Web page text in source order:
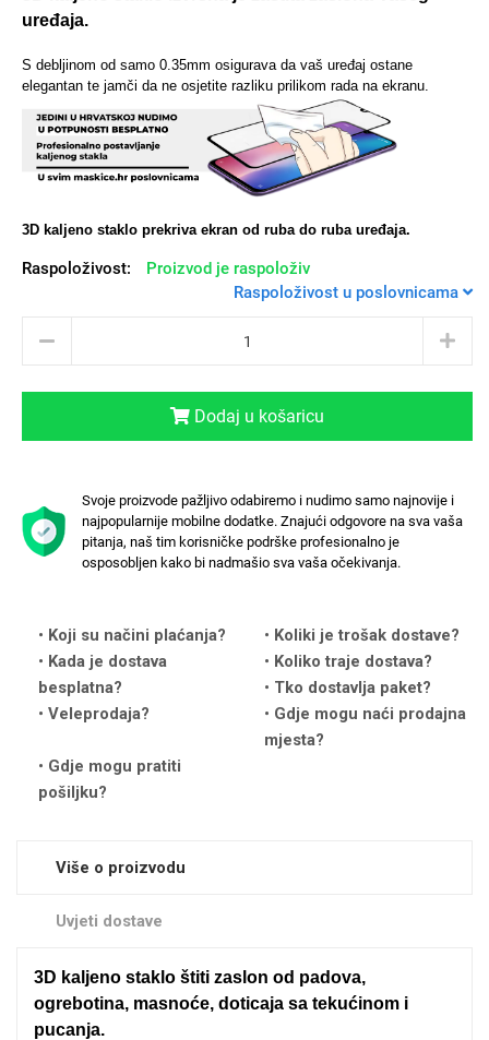
uređaja.
S debljinom od samo 0.35mm osigurava da vaš uređaj ostane
elegantan te jamči da ne osjetite razliku prilikom rada na ekranu.
3D kaljeno staklo prekriva ekran od ruba do ruba uređaja.
Raspoloživost:
Proizvod je raspoloživ
Raspoloživost u poslovnicama
Dodaj u košaricu
Svoje proizvode pažljivo odabiremo i nudimo samo najnovije i
najpopularnije mobilne dodatke. Znajući odgovore na sva vaša
pitanja, naš tim korisničke podrške profesionalno je
osposobljen kako bi nadmašio sva vaša očekivanja.
Koji su načini plaćanja?
Koliki je trošak dostave?
Kada je dostava
besplatna?
Koliko traje dostava?
Tko dostavlja paket?
Veleprodaja?
Gdje mogu naći prodajna
mjesta?
Gdje mogu pratiti
pošiljku?
Više o proizvodu
Uvjeti dostave
3D kaljeno staklo štiti zaslon od padova,
ogrebotina, masnoće, doticaja sa tekućinom i
pucanja.
Sleng Feel Good
Takeoff
Love motivi I Need Some Space
Zodiac Halloween
Univerzalne futrole i
maskice
Preklopne maskice